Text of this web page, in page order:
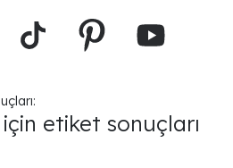
etiket sonuçları